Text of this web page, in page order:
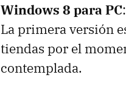
Windows 8 para PC
La primera versión
tiendas por el
contemplada.